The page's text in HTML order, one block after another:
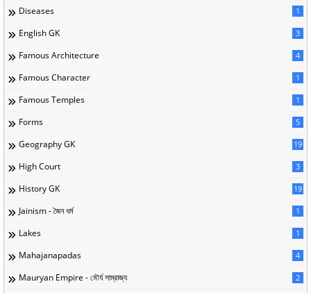
Diseases 1
English GK 3
Famous Architecture 4
Famous Character 1
Famous Temples 1
Forms 5
Geography GK 19
High Court 3
History GK 19
Jainism - জৈন ধর্ম 1
Lakes 1
Mahajanapadas 4
Mauryan Empire - মৌর্য সাম্রাজ্য 2